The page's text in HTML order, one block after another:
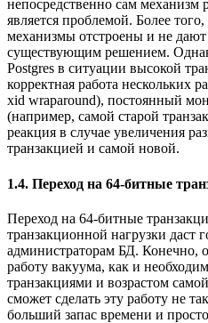
непосредственно сам механизм
является проблемой. Более
механизмы отстроены и не
существующим решением.
Postgres в ситуации высокой
корректная работа нескольких
xid wraparound), постоянный
(например, самой старой
реакция в случае увеличения
транзакцией и самой новой.
1.4. Переход на 64-битные
Переход на 64-битные
транзакционной нагрузки даст
администраторам БД. Конечно,
работу вакуума, как и
транзакциями и возрастом
сможет сделать эту работу не
больший запас времени и